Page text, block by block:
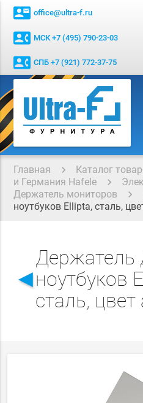
contact_mail office@ultra-f.ru
contact_phone МСК +7 (495) 790-23-03
contact_phone СПБ +7 (921) 772-37-75
Главная
Каталог
и Германия Hafele
Держатель мониторов
ноутбуков Ellipta, сталь,
◄
Держатель
ноутбуков
сталь,